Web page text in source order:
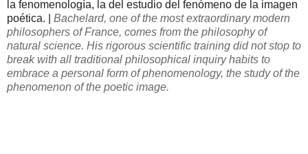
la fenomenología, la del estudio del fenómeno de la imagen
poética. | Bachelard, one of the most extraordinary modern
philosophers of France, comes from the philosophy of
natural science. His rigorous scientific training did not stop to
break with all traditional philosophical inquiry habits to
embrace a personal form of phenomenology, the study of the
phenomenon of the poetic image.